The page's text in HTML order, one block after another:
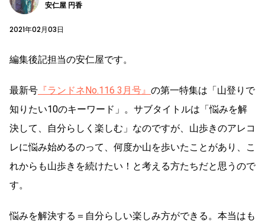
安仁屋 円香
2021年02月03日
編集後記担当の安仁屋です。
最新号 『ランドネNo.116 3月号』 の第一特集は「山登りで
知りたい10のキーワード」。サブタイトルは「悩みを解
決して、自分らしく楽しむ」なのですが、山歩きのアレコ
レに悩み始めるのって、何度か山を歩いたことがあり、こ
れからも山歩きを続けたい！と考える方たちだと思うので
す。
悩みを解決する＝自分らしい楽しみ方ができる。本当はも